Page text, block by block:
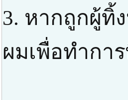
3. หากถูกผู้ทิ้ง
ผมเพื่อทำกา